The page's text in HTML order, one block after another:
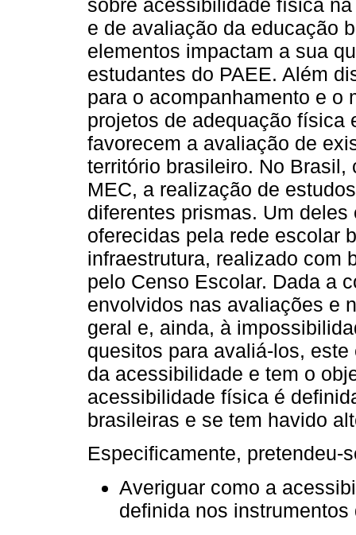
sobre acessibilidade física
e de avaliação da educação
elementos impactam a sua
estudantes do PAEE. Além
para o acompanhamento e o
projetos de adequação física
favorecem a avaliação de
território brasileiro. No
MEC, a realização de
diferentes prismas. Um
oferecidas pela rede escolar
infraestrutura, realizado com
pelo Censo Escolar. Dada a
envolvidos nas avaliações e
geral e, ainda, à
quesitos para avaliá-los,
da acessibilidade e tem o
acessibilidade física é
brasileiras e se tem havido
Especificamente, pretendeu-
Averiguar como a
definida nos